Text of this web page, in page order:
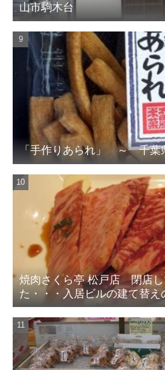
山市駒木台
「手作りあられ」 ～ 千葉
焼肉さくら亭 松戸店 閉店し
た・・・入居ビルの建て替え